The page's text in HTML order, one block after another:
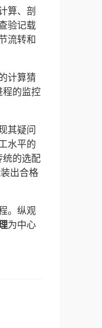
算、剖
验记载
流转和
计算猜
程的监控
其疑问
水平的
统的选配
出合格
。纵观
为中心